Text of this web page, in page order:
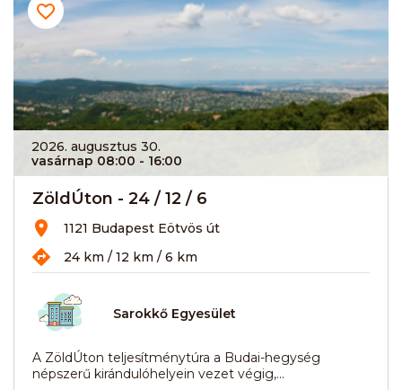
2026. augusztus 30.
vasárnap 08:00 - 16:00
ZöldÚton - 24 / 12 / 6
1121 Budapest Eötvös út
24 km / 12 km / 6 km
Sarokkő Egyesület
A ZöldÚton teljesítménytúra a Budai-hegység
népszerű kirándulóhelyein vezet végig,...